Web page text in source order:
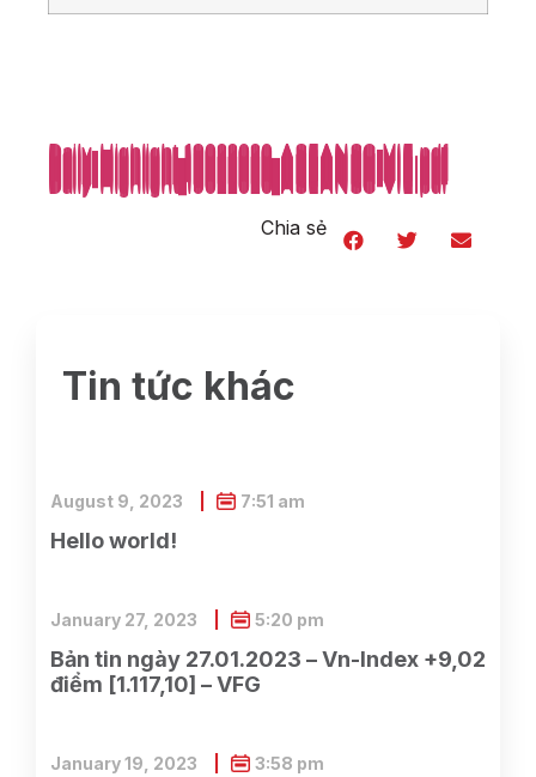
Daily-Highlight_19022020_ASEANSC-VIE.pdf
Daily-Highlight_19022020_ASEANSC-VIE.pdf
Daily-Highlight_19022020_ASEANSC-VIE.pdf
Daily-Highlight_19022020_ASEANSC-VIE.pdf
Daily-Highlight_19022020_ASEANSC-VIE.pdf
Daily-Highlight_19022020_ASEANSC-VIE.pdf
Daily-Highlight_19022020_ASEANSC-VIE.pdf
Daily-Highlight_19022020_ASEANSC-VIE.pdf
Daily-Highlight_19022020_ASEANSC-VIE.pdf
Daily-Highlight_19022020_ASEANSC-VIE.pdf
Daily-Highlight_19022020_ASEANSC-VIE.pdf
Daily-Highlight_19022020_ASEANSC-VIE.pdf
Daily-Highlight_19022020_ASEANSC-VIE.pdf
Daily-Highlight_19022020_ASEANSC-VIE.pdf
Daily-Highlight_19022020_ASEANSC-VIE.pdf
Daily-Highlight_19022020_ASEANSC-VIE.pdf
Daily-Highlight_19022020_ASEANSC-VIE.pdf
Daily-Highlight_19022020_ASEANSC-VIE.pdf
Daily-Highlight_19022020_ASEANSC-VIE.pdf
Daily-Highlight_19022020_ASEANSC-VIE.pdf
Daily-Highlight_19022020_ASEANSC-VIE.pdf
Daily-Highlight_19022020_ASEANSC-VIE.pdf
Daily-Highlight_19022020_ASEANSC-VIE.pdf
Daily-Highlight_19022020_ASEANSC-VIE.pdf
Chia sẻ
Tin tức khác
Hello world!
August 9, 2023 7:51 am
Bản tin ngày 27.01.2023 – Vn-Index +9,02
điểm [1.117,10] – VFG
January 27, 2023 5:20 pm
January 19, 2023 3:58 pm